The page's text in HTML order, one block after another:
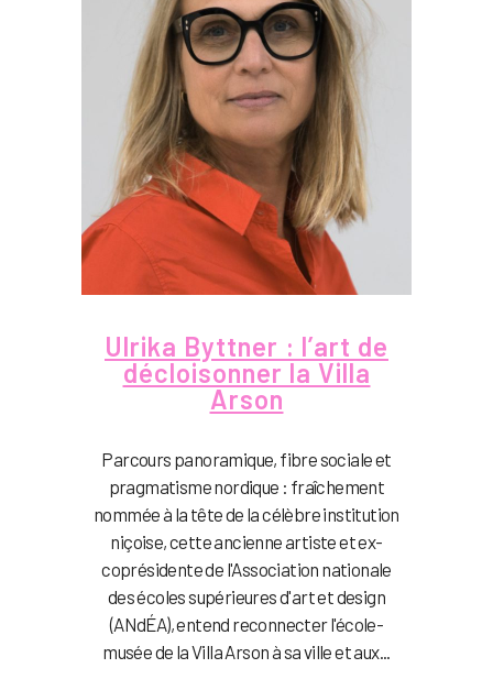
Ulrika Byttner : l’art de
décloisonner la Villa
Arson
Parcours panoramique, fibre sociale et
pragmatisme nordique : fraîchement
nommée à la tête de la célèbre institution
niçoise, cette ancienne artiste et ex-
coprésidente de l'Association nationale
des écoles supérieures d'art et design
(ANdÉA), entend reconnecter l'école-
musée de la Villa Arson à sa ville et aux...